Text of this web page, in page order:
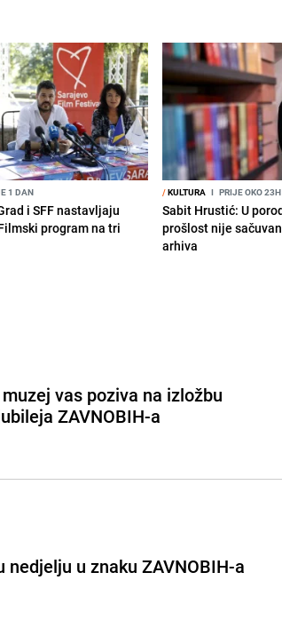
1 DAN
i SFF nastavljaju
program na tri
/KULTURA I PRIJE OKO 23H
Sabit Hrustić: U
prošlost nije
arhiva
vas poziva na izložbu
ZAVNOBIH-a
nedjelju u znaku ZAVNOBIH-a